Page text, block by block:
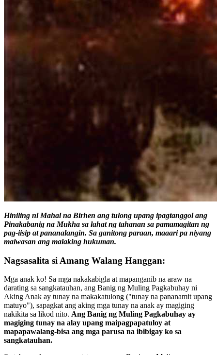
Hiniling ni Mahal na Birhen ang tulong upang ipagtanggol ang
Pinakabanig na Mukha sa lahat ng tahanan sa pamamagitan ng
pag-iisip at pananalangin. Sa ganitong paraan, maaari pa niyang
maiwasan ang malaking hukuman.
Nagsasalita si Amang Walang Hanggan:
Mga anak ko! Sa mga nakakabigla at mapanganib na araw na
darating sa sangkatauhan, ang Banig ng Muling Pagkabuhay ni
Aking Anak ay tunay na makakatulong ("tunay na pananamit upang
matuyo"), sapagkat ang aking mga tunay na anak ay magiging
nakikita sa likod nito. Ang Banig ng Muling Pagkabuhay ay
magiging tunay na alay upang maipagpapatuloy at
mapapawalang-bisa ang mga parusa na ibibigay ko sa
sangkatauhan.